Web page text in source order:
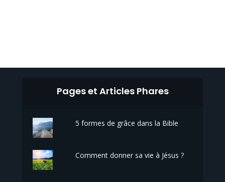
Pages et Articles Phares
5 formes de grâce dans la Bible
Comment donner sa vie à Jésus ?